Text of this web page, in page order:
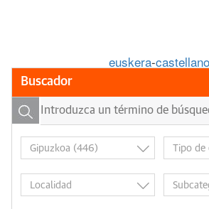
euskera-castellano
Buscador